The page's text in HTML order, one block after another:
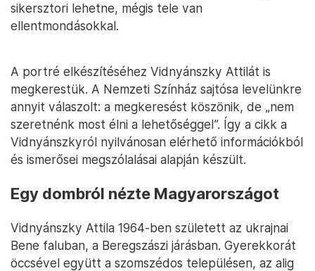
sikersztori lehetne, mégis tele van
ellentmondásokkal.
A portré elkészítéséhez Vidnyánszky Attilát is
megkerestük. A Nemzeti Színház sajtósa levelünkre
annyit válaszolt: a megkeresést köszönik, de „nem
szeretnénk most élni a lehetőséggel”. Így a cikk a
Vidnyánszkyról nyilvánosan elérhető információkból
és ismerősei megszólalásai alapján készült.
Egy dombról nézte Magyarországot
Vidnyánszky Attila 1964-ben született az ukrajnai
Bene faluban, a Beregszászi járásban. Gyerekkorát
öccsével együtt a szomszédos településen, az alig